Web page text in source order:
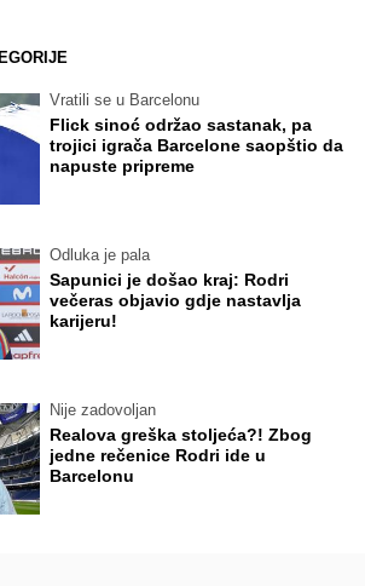
Vratili se u Barcelonu
Flick sinoć održao sastanak, pa
trojici igrača Barcelone saopštio da
napuste pripreme
Odluka je pala
Sapunici je došao kraj: Rodri
večeras objavio gdje nastavlja
karijeru!
Nije zadovoljan
Realova greška stoljeća?! Zbog
jedne rečenice Rodri ide u
Barcelonu